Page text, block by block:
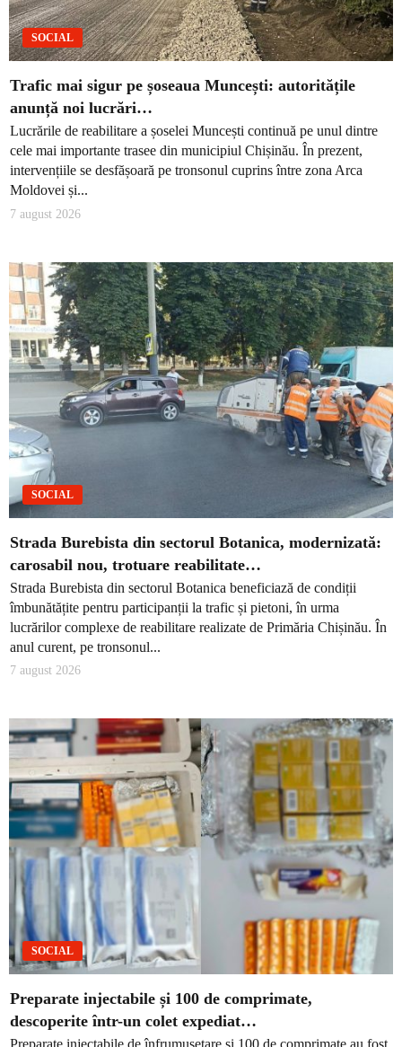
SOCIAL
Trafic mai sigur pe șoseaua Muncești: autoritățile
anunță noi lucrări…
Lucrările de reabilitare a șoselei Muncești continuă pe unul dintre
cele mai importante trasee din municipiul Chișinău. În prezent,
intervențiile se desfășoară pe tronsonul cuprins între zona Arca
Moldovei și...
7 august 2026
SOCIAL
Strada Burebista din sectorul Botanica, modernizată:
carosabil nou, trotuare reabilitate…
Strada Burebista din sectorul Botanica beneficiază de condiții
îmbunătățite pentru participanții la trafic și pietoni, în urma
lucrărilor complexe de reabilitare realizate de Primăria Chișinău. În
anul curent, pe tronsonul...
7 august 2026
SOCIAL
Preparate injectabile și 100 de comprimate,
descoperite într-un colet expediat…
Preparate injectabile de înfrumusețare și 100 de comprimate au fost